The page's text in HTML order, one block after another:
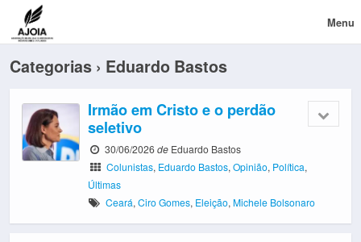
Menu
Categorias › Eduardo Bastos
Irmão em Cristo e o perdão
seletivo
30/06/2026de Eduardo Bastos
Colunistas, Eduardo Bastos,Opinião, Política,
Últimas
Ceará,Ciro Gomes, Eleição, Michele Bolsonaro